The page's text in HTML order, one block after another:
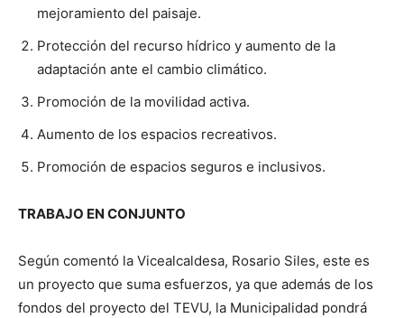
mejoramiento del paisaje.
Protección del recurso hídrico y aumento de la
adaptación ante el cambio climático.
Promoción de la movilidad activa.
Aumento de los espacios recreativos.
Promoción de espacios seguros e inclusivos.
TRABAJO EN CONJUNTO
Según comentó la Vicealcaldesa, Rosario Siles, este es
un proyecto que suma esfuerzos, ya que además de los
fondos del proyecto del TEVU, la Municipalidad pondrá